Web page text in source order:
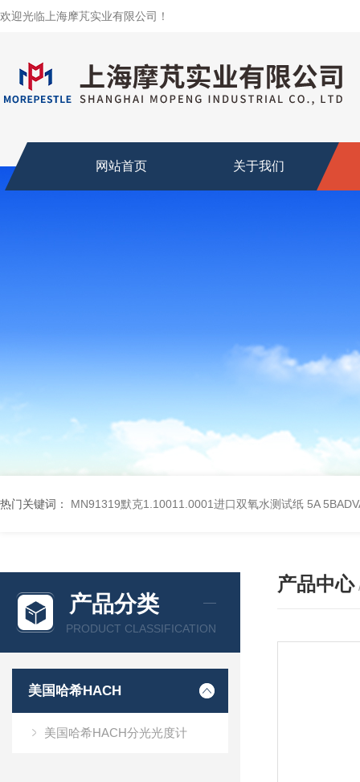
欢迎光临上海摩芃实业有限公司！
网站首页 关于我们
热门关键词： MN91319默克1.10011.0001进口双氧水测试纸 5A
产品分类
PRODUCT CLASSIFICATION
美国哈希HACH
美国哈希HACH分光光度计
产品中心